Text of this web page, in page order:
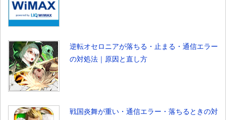
逆転オセロニアが落ちる・止まる・通信エラー
の対処法｜原因と直し方
戦国炎舞が重い・通信エラー・落ちるときの対